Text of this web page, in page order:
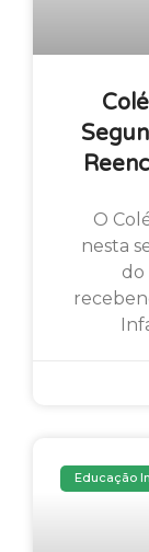
O
nesta
do
Educação